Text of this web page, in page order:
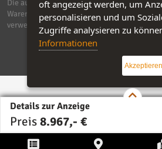
Details zur Anzeige
Preis8.967,- €
Die auf dieser Seite verwendeten
Warenzeichen sind Eigentum der jeweiligen
verwendet Affiliat-Links, für dir wir Geld
oft angezeigt werden, um
personalisieren und um
Zugriffe analysieren zu
Informationen
Akzeptieren